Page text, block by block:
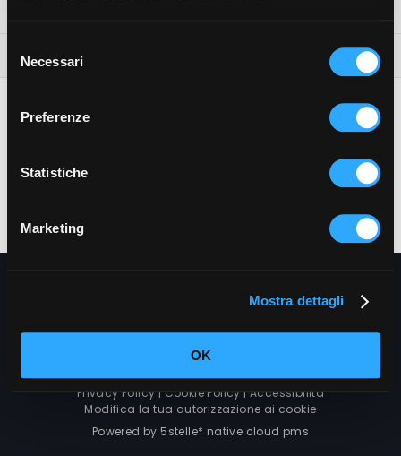
delNecessari
Preferenze
Statistiche
Marketing
Mostra dettagli
OK
Via Cargadori, 1 - 38070 Pietramurata (Trento)
info@hotelciclamino.com-
Cancella prenotazione
Privacy Policy | Cookie Policy | Accessibilità
Modifica la tua autorizzazione ai cookie
Powered by 5stelle* native cloud pms